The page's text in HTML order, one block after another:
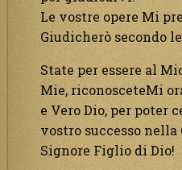
Le vostre opere Mi
Giudicherò secondo
State per essere al
Mie, riconosceteMi
e Vero Dio, per poter
vostro successo nella
Signore Figlio di Dio!